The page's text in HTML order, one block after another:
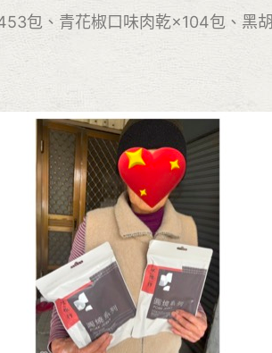
包、青花椒口味肉乾×104包、黑